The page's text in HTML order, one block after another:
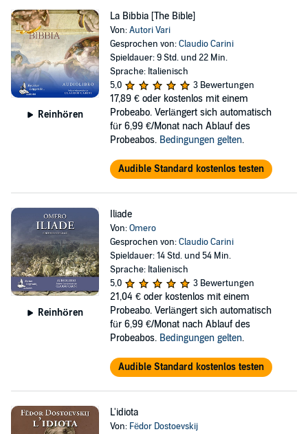
Reinhören
La Bibbia [The Bible]
Von:Autori Vari
Gesprochen von:Claudio Carini
Spieldauer: 9 Std. und 22 Min.
Sprache: Italienisch
5,0
3 Bewertungen
17,89 € oder kostenlos mit einem
Probeabo. Verlängert sich automatisch
für 6,99 €/Monat nach Ablauf des
Probeabos. Bedingungen gelten.
Audible Standard kostenlos testen
Reinhören
Iliade
Von:Omero
Gesprochen von:Claudio Carini
Spieldauer: 14 Std. und 54 Min.
Sprache: Italienisch
5,0
3 Bewertungen
21,04 € oder kostenlos mit einem
Probeabo. Verlängert sich automatisch
für 6,99 €/Monat nach Ablauf des
Probeabos. Bedingungen gelten.
Audible Standard kostenlos testen
L'idiota
Von: Fëdor Dostoevskij